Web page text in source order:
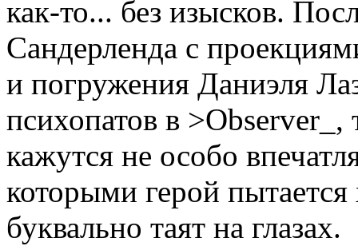
как-то... без изысков.
Сандерленда с
и погружения Даниэля
психопатов в
кажутся не особо
которыми герой пытается
буквально таят на глазах.